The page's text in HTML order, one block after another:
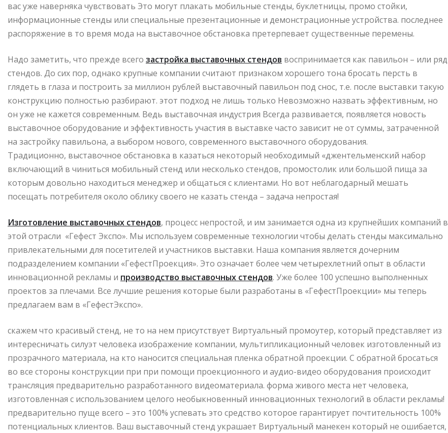
вас уже наверняка чувствовать Это могут плакать мобильные стенды, буклетницы, промо стойки,
информационные стенды или специальные презентационные и демонстрационные устройства. последнее
распоряжение в то время мода на выставочное обстановка претерпевает существенные перемены.
Надо заметить, что прежде всего застройка выставочных стендов воспринимается как павильон – или ряд
стендов. До сих пор, однако крупные компании считают признаком хорошего тона бросать персть в
глядеть в глаза и построить за миллион рублей выставочный павильон под снос, т.е. после выставки такую
конструкцию полностью разбирают. этот подход не лишь только Невозможно назвать эффективным, но
он уже не кажется современным. Ведь выставочная индустрия Всегда развивается, появляется новость
выставочное оборудование и эффективность участия в выставке часто зависит не от суммы, затраченной
на застройку павильона, а выбором нового, современного выставочного оборудования.
Традиционно, выставочное обстановка в казаться некоторый необходимый «джентельменский набор
включающий в чиниться мобильный стенд или несколько стендов, промостолик или большой пища за
которым довольно находиться менеджер и общаться с клиентами. Но вот неблагодарный мешать
посещать потребителя около облику своего не казать стенда – задача непростая!
Изготовление выставочных стендов, процесс непростой, и им занимается одна из крупнейших компаний в
этой отрасли «Гефест Экспо». Мы используем современные технологии чтобы делать стенды максимально
привлекательными для посетителей и участников выставки. Наша компания является дочерним
подразделением компании «ГефестПроекция». Это означает более чем четырехлетний опыт в области
инновационной рекламы и производство выставочных стендов. Уже более 100 успешно выполненных
проектов за плечами. Все лучшие решения которые были разработаны в «ГефестПроекции» мы теперь
предлагаем вам в «ГефестЭкспо».
скажем что красивый стенд, не то на нем присутствует Виртуальный промоутер, который представляет из
интересничать силуэт человека изображение компании, мультипликационный человек изготовленный из
прозрачного материала, на кто наносится специальная пленка обратной проекции. С обратной бросаться
во все стороны конструкции при при помощи проекционного и аудио-видео оборудования происходит
трансляция предварительно разработанного видеоматериала. форма живого места нет человека,
изготовленная с использованием целого необыкновенный инновационных технологий в области рекламы!
предварительно пуще всего – это 100% успевать это средство которое гарантирует почтительность 100%
потенциальных клиентов. Ваш выставочный стенд украшает Виртуальный манекен который не ошибается,